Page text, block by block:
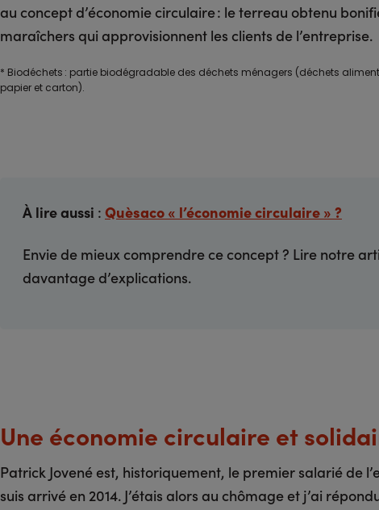
au concept d’économie circulaire : le terreau obtenu
maraîchers qui approvisionnent les clients de l’entreprise.
* Biodéchets : partie biodégradable des déchets ménagers (déchets
papier et carton).
À lire aussi : Quèsaco « l’économie circulaire » ?
Envie de mieux comprendre ce concept ? Lire notre
davantage d’explications.
Une économie circulaire et
Patrick Jovené est, historiquement, le premier salarié de
suis arrivé en 2014. J’étais alors au chômage et j’ai